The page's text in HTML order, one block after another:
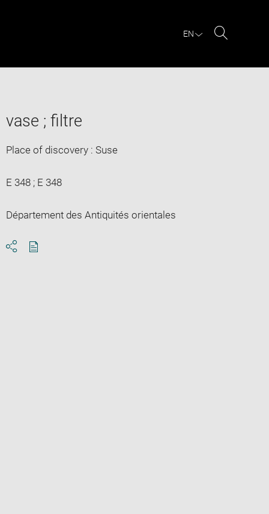
EN
vase ; filtre
Place of discovery : Suse
E 348 ; E 348
Département des Antiquités orientales